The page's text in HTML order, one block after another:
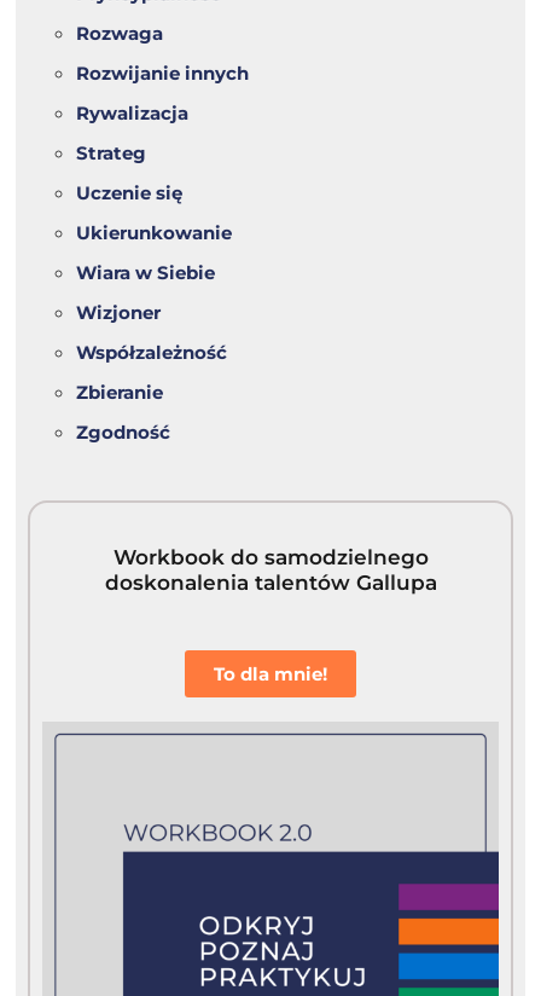
Rozwaga
Rozwijanie innych
Rywalizacja
Strateg
Uczenie się
Ukierunkowanie
Wiara w Siebie
Wizjoner
Współzależność
Zbieranie
Zgodność
Workbook do samodzielnego
doskonalenia talentów Gallupa
To dla mnie!